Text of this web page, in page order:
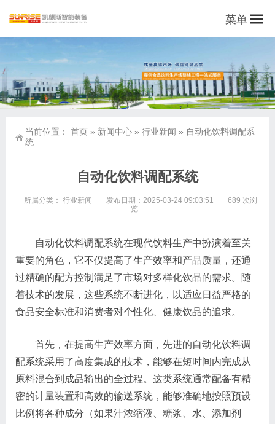
菜单
当前位置： 首页 » 新闻中心 » 行业新闻 » 自动化饮料调配系
统
自动化饮料调配系统
所属分类： 行业新闻 发布日期：2025-03-24 09:03:51
689 次浏
览
自动化饮料调配系统在现代饮料生产中扮演着至关
重要的角色，它不仅提高了生产效率和产品质量，还通
过精确的配方控制满足了市场对多样化饮品的需求。随
着技术的发展，这些系统不断进化，以适应日益严格的
食品安全标准和消费者对个性化、健康饮品的追求。
首先，在提高生产效率方面，先进的自动化饮料调
配系统采用了高度集成的技术，能够在短时间内完成从
原料混合到成品输出的全过程。这类系统通常配备有精
密的计量装置和高效的输送系统，能够准确地按照预设
比例将各种成分（如果汁浓缩液、糖浆、水、添加剂